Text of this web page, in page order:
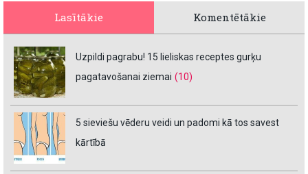
Lasītākie Komentētākie
Uzpildi pagrabu! 15 lieliskas receptes gurķu
pagatavošanai ziemai (10)
5 sieviešu vēderu veidi un padomi kā tos savest
kārtībā